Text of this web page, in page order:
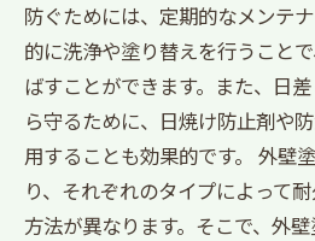
防ぐためには、定期的なメンテ
的に洗浄や塗り替えを行うこと
ばすことができます。また、日
ら守るために、日焼け防止剤や
用することも効果的です。 外壁
り、それぞれのタイプによって
方法が異なります。そこで、外